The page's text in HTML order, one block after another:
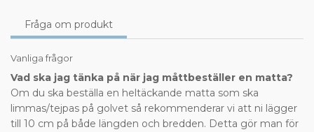
Fråga om produkt
Vanliga frågor
Vad ska jag tänka på när jag måttbeställer en matta?
Om du ska beställa en heltäckande matta som ska
limmas/tejpas på golvet så rekommenderar vi att ni lägger
till 10 cm på både längden och bredden. Detta gör man för